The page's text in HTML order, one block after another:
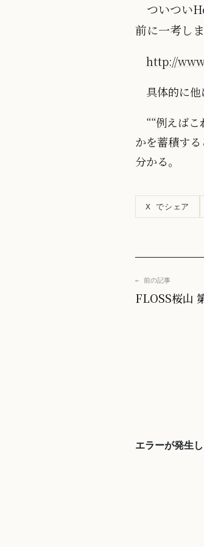
ついつい
前に一考し
http://
具体的に
““例えば
かを蓄積す
分かる。
X でシェア
← 前の記事
FLOSS桜山